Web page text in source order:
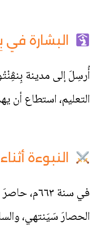
البشارة في
أُرسِلَ إلى مدينة
التعليم، استطاع أن
النبوءة
في سنة
الحصارَ سَيَنتهي،